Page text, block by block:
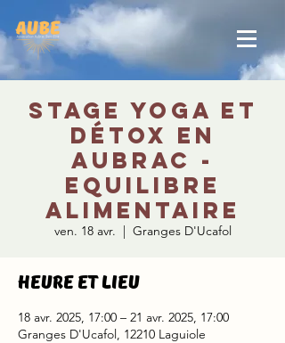
Stage yoga et
détox en
Aubrac -
Equilibre
alimentaire
ven. 18 avr.
  |
Granges D'Ucafol
Heure et lieu
18 avr. 2025, 17:00 – 21 avr. 2025, 17:00
Granges D'Ucafol, 12210 Laguiole